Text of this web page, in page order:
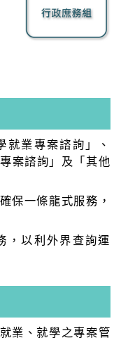
就業專案諮詢」、
案諮詢」及「其他
保一條龍式服務，
，以利外界查詢運
業、就學之專案管